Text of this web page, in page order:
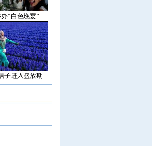
“白色晚宴”
子进入盛放期